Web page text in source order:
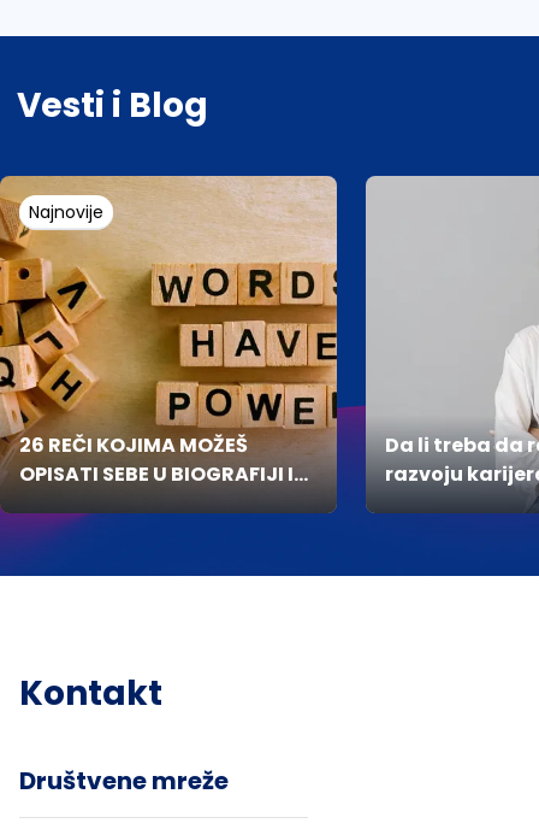
Vesti i Blog
Najnovije
26 REČI KOJIMA MOŽEŠ
OPISATI SEBE U BIOGRAFIJI I
Da li treba da
razvoju
Kontakt
Društvene mreže